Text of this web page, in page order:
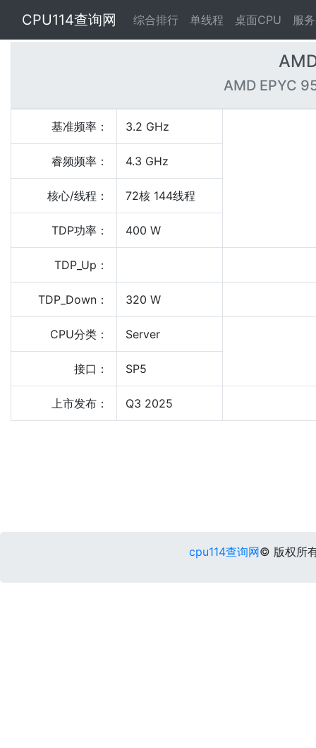
CPU114查询网 综合排行 单线程 桌面CPU 服
AMD EPYC
基准频率： 3.2 GHz
睿频频率： 4.3 GHz
核心/线程： 72核 144线程
TDP功率： 400 W
TDP_Up：
TDP_Down： 320 W
CPU分类： Server
接口： SP5
上市发布： Q3 2025
cpu114查询网© 版权所